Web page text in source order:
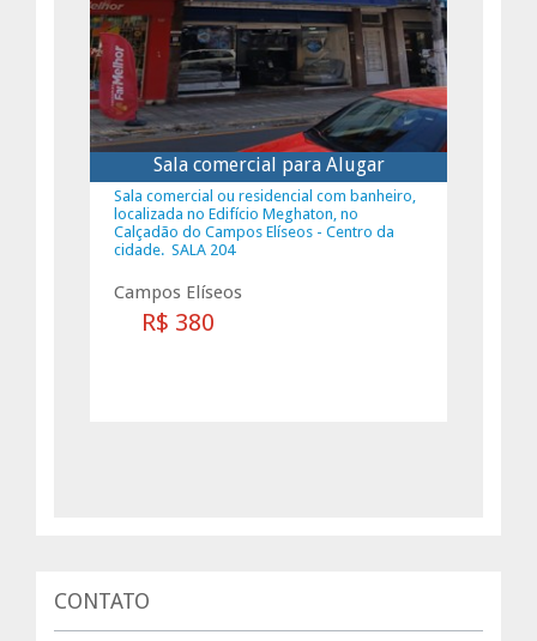
Sala comercial para Alugar
Sala comercial ou residencial com banheiro,
localizada no Edifício Meghaton, no
Calçadão do Campos Elíseos - Centro da
cidade. SALA 204
Campos Elíseos
R$ 380
CONTATO